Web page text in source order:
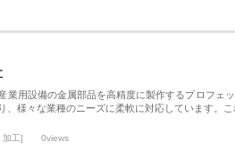
業用設備の金属部品を高精度に製作するプロフェ
、様々な業種のニーズに柔軟に対応しています。
加工] 0views